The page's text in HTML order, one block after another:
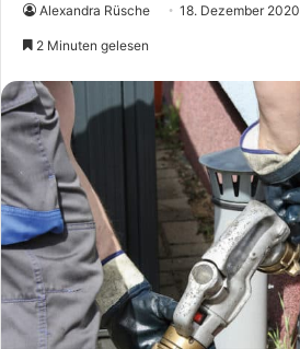
Alexandra Rüsche 18. Dezember 2020
2 Minuten gelesen